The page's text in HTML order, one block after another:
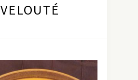
VELOUTÉ